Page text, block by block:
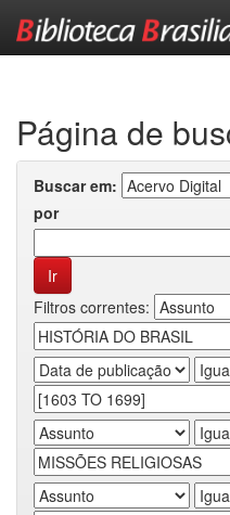
Página de
Buscar em:
por
Filtros correntes: